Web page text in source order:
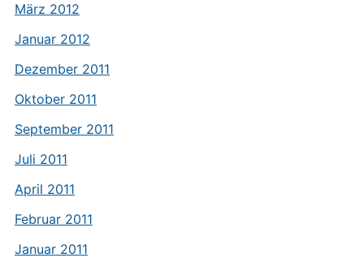
März 2012
Januar 2012
Dezember 2011
Oktober 2011
September 2011
Juli 2011
April 2011
Februar 2011
Januar 2011